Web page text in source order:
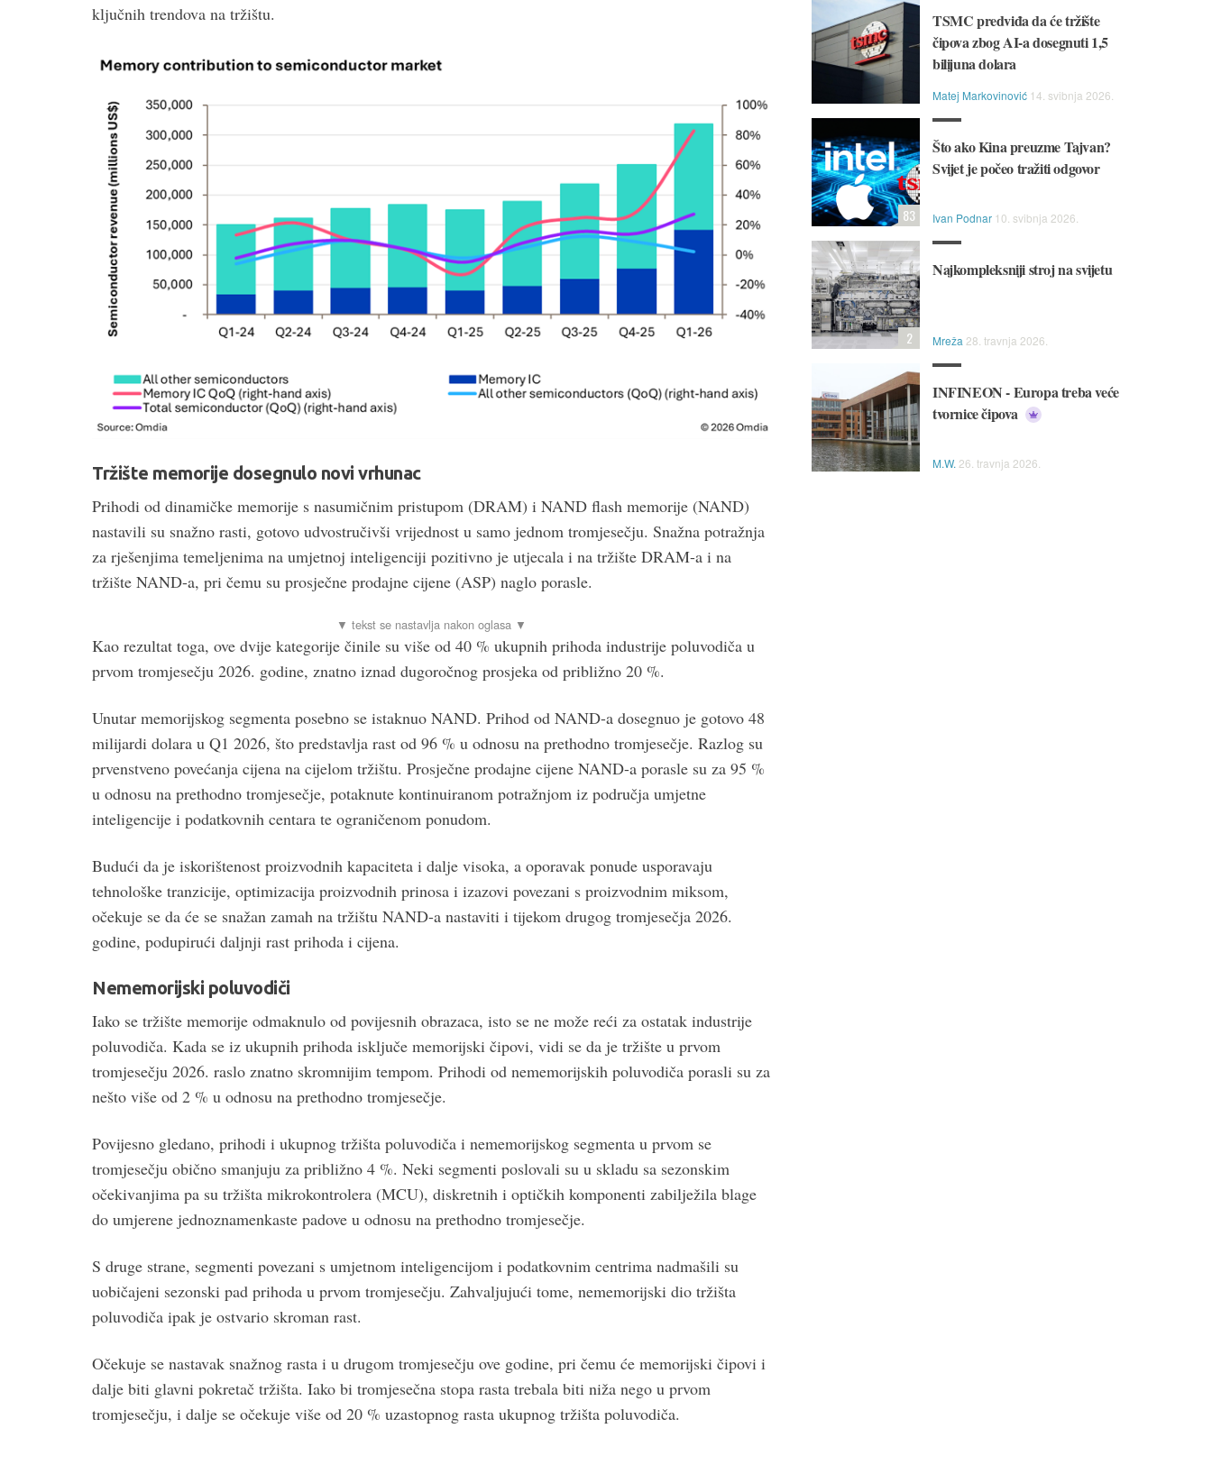
ključnih trendova na tržištu.
Tržište memorije dosegnulo novi vrhunac
Prihodi od dinamičke memorije s nasumičnim pristupom (DRAM) i NAND flash memorije (NAND)
nastavili su snažno rasti, gotovo udvostručivši vrijednost u samo jednom tromjesečju. Snažna potražnja
za rješenjima temeljenima na umjetnoj inteligenciji pozitivno je utjecala i na tržište DRAM-a i na
tržište NAND-a, pri čemu su prosječne prodajne cijene (ASP) naglo porasle.
Kao rezultat toga, ove dvije kategorije činile su više od 40 % ukupnih prihoda industrije poluvodiča u
prvom tromjesečju 2026. godine, znatno iznad dugoročnog prosjeka od približno 20 %.
Unutar memorijskog segmenta posebno se istaknuo NAND. Prihod od NAND-a dosegnuo je gotovo 48
milijardi dolara u Q1 2026, što predstavlja rast od 96 % u odnosu na prethodno tromjesečje. Razlog su
prvenstveno povećanja cijena na cijelom tržištu. Prosječne prodajne cijene NAND-a porasle su za 95 %
u odnosu na prethodno tromjesečje, potaknute kontinuiranom potražnjom iz područja umjetne
inteligencije i podatkovnih centara te ograničenom ponudom.
Budući da je iskorištenost proizvodnih kapaciteta i dalje visoka, a oporavak ponude usporavaju
tehnološke tranzicije, optimizacija proizvodnih prinosa i izazovi povezani s proizvodnim miksom,
očekuje se da će se snažan zamah na tržištu NAND-a nastaviti i tijekom drugog tromjesečja 2026.
godine, podupirući daljnji rast prihoda i cijena.
Nememorijski poluvodiči
Iako se tržište memorije odmaknulo od povijesnih obrazaca, isto se ne može reći za ostatak industrije
poluvodiča. Kada se iz ukupnih prihoda isključe memorijski čipovi, vidi se da je tržište u prvom
tromjesečju 2026. raslo znatno skromnijim tempom. Prihodi od nememorijskih poluvodiča porasli su za
nešto više od 2 % u odnosu na prethodno tromjesečje.
Povijesno gledano, prihodi i ukupnog tržišta poluvodiča i nememorijskog segmenta u prvom se
tromjesečju obično smanjuju za približno 4 %. Neki segmenti poslovali su u skladu sa sezonskim
očekivanjima pa su tržišta mikrokontrolera (MCU), diskretnih i optičkih komponenti zabilježila blage
do umjerene jednoznamenkaste padove u odnosu na prethodno tromjesečje.
S druge strane, segmenti povezani s umjetnom inteligencijom i podatkovnim centrima nadmašili su
uobičajeni sezonski pad prihoda u prvom tromjesečju. Zahvaljujući tome, nememorijski dio tržišta
poluvodiča ipak je ostvario skroman rast.
Očekuje se nastavak snažnog rasta i u drugom tromjesečju ove godine, pri čemu će memorijski čipovi i
dalje biti glavni pokretač tržišta. Iako bi tromjesečna stopa rasta trebala biti niža nego u prvom
tromjesečju, i dalje se očekuje više od 20 % uzastopnog rasta ukupnog tržišta poluvodiča.
TSMC predviđa da će tržište
čipova zbog AI-a dosegnuti 1,5
bilijuna dolara
Matej Markovinović 14. svibnja 2026.
Što ako Kina preuzme Tajvan?
Svijet je počeo tražiti odgovor
Ivan Podnar 10. svibnja 2026.
83
Najkompleksniji stroj na svijetu
Mreža 28. travnja 2026.
2
INFINEON - Europa treba veće
tvornice čipova
M.W. 26. travnja 2026.